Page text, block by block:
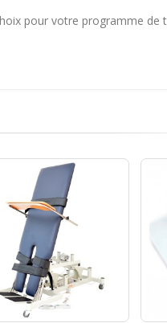
pour votre programme de